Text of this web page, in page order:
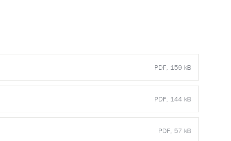
PDF, 159 kB
PDF, 144 kB
PDF, 57 kB